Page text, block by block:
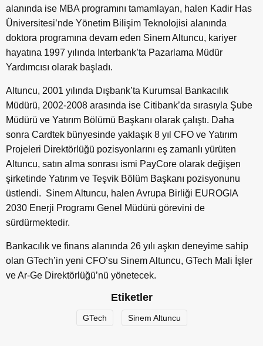
alanında ise MBA programını tamamlayan, halen Kadir Has
Üniversitesi’nde Yönetim Bilişim Teknolojisi alanında
doktora programına devam eden Sinem Altuncu, kariyer
hayatına 1997 yılında Interbank’ta Pazarlama Müdür
Yardımcısı olarak başladı.
Altuncu, 2001 yılında Dışbank’ta Kurumsal Bankacılık
Müdürü, 2002-2008 arasında ise Citibank’da sırasıyla Şube
Müdürü ve Yatırım Bölümü Başkanı olarak çalıştı. Daha
sonra Cardtek bünyesinde yaklaşık 8 yıl CFO ve Yatırım
Projeleri Direktörlüğü pozisyonlarını eş zamanlı yürüten
Altuncu, satın alma sonrası ismi PayCore olarak değişen
şirketinde Yatırım ve Teşvik Bölüm Başkanı pozisyonunu
üstlendi. Sinem Altuncu, halen Avrupa Birliği EUROGIA
2030 Enerji Programı Genel Müdürü görevini de
sürdürmektedir.
Bankacılık ve finans alanında 26 yılı aşkın deneyime sahip
olan GTech’in yeni CFO’su Sinem Altuncu, GTech Mali İşler
ve Ar-Ge Direktörlüğü’nü yönetecek.
Etiketler
GTech Sinem Altuncu